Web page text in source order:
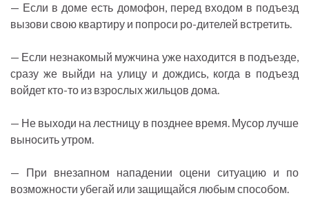
— Если в доме есть домофон, перед входом в подъезд
вызови свою квартиру и попроси ро-дителей встретить.
— Если незнакомый мужчина уже находится в подъезде,
сразу же выйди на улицу и дождись, когда в подъезд
войдет кто-то из взрослых жильцов дома.
— Не выходи на лестницу в позднее время. Мусор лучше
выносить утром.
— При внезапном нападении оцени ситуацию и по
возможности убегай или защищайся любым способом.